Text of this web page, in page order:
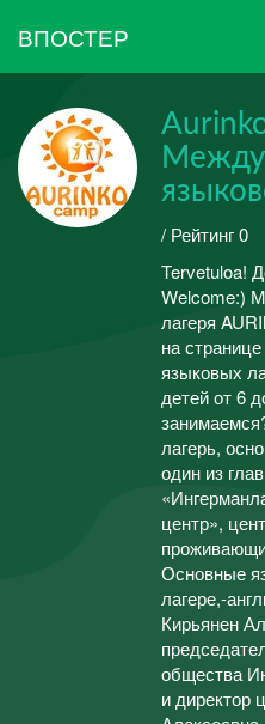
ВПОСТЕР
/ Рейтинг 0
Tervetuloa!
Welcome:)
лагеря
на
языковых
детей от 6
лагерь,
один из
центр»,
Основные
лагере,-
Кирьянен
общества
и директор